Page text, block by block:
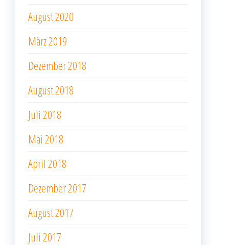
August 2020
März 2019
Dezember 2018
August 2018
Juli 2018
Mai 2018
April 2018
Dezember 2017
August 2017
Juli 2017